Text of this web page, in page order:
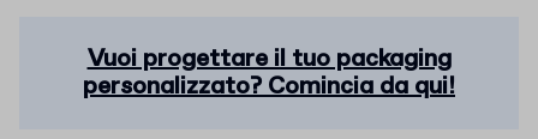
Vuoi progettare il tuo packaging
personalizzato? Comincia da qui!